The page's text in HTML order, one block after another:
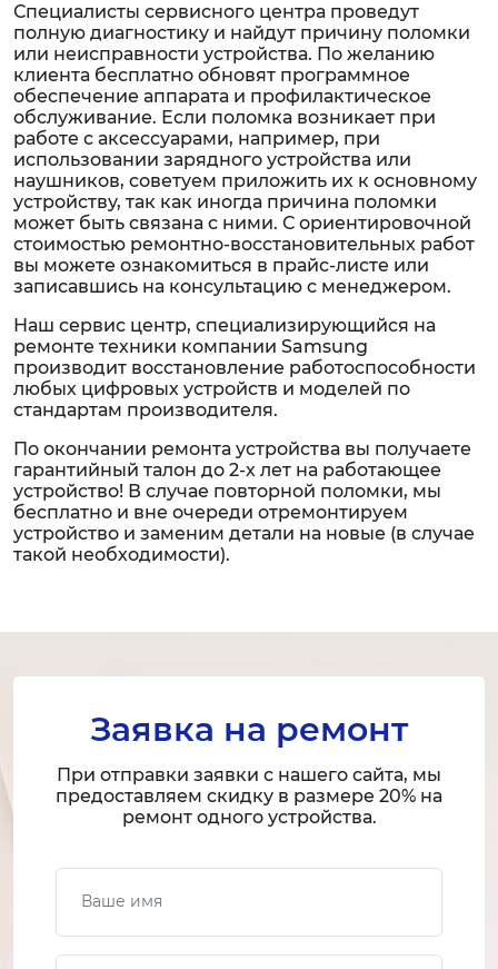
Специалисты сервисного центра проведут
полную диагностику и найдут причину поломки
или неисправности устройства. По желанию
клиента бесплатно обновят программное
обеспечение аппарата и профилактическое
обслуживание. Если поломка возникает при
работе с аксессуарами, например, при
использовании зарядного устройства или
наушников, советуем приложить их к основному
устройству, так как иногда причина поломки
может быть связана с ними. С ориентировочной
стоимостью ремонтно-восстановительных работ
вы можете ознакомиться в прайс-листе или
записавшись на консультацию с менеджером.
Наш сервис центр, специализирующийся на
ремонте техники компании Samsung
производит восстановление работоспособности
любых цифровых устройств и моделей по
стандартам производителя.
По окончании ремонта устройства вы получаете
гарантийный талон до 2-х лет на работающее
устройство! В случае повторной поломки, мы
бесплатно и вне очереди отремонтируем
устройство и заменим детали на новые (в случае
такой необходимости).
Заявка на ремонт
При отправки заявки с нашего сайта, мы
предоставляем скидку в размере 20% на
ремонт одного устройства.
Ваше имя
Ваш телефон